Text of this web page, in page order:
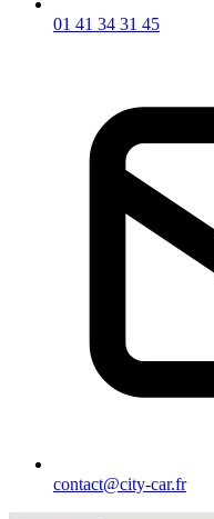
01 41 34 31 45
contact@city-car.fr